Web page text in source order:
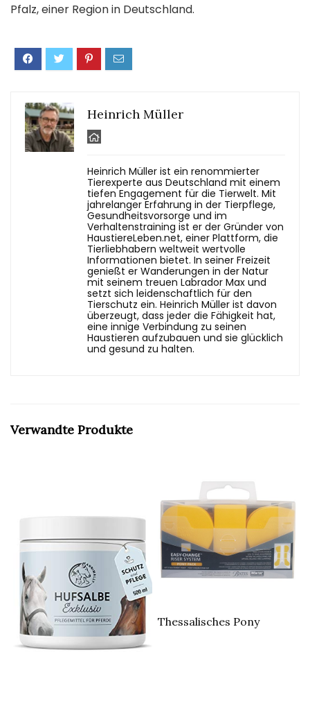
Pfalz, einer Region in Deutschland.
Heinrich Müller
Heinrich Müller ist ein renommierter
Tierexperte aus Deutschland mit einem
tiefen Engagement für die Tierwelt. Mit
jahrelanger Erfahrung in der Tierpflege,
Gesundheitsvorsorge und im
Verhaltenstraining ist er der Gründer von
HaustiereLeben.net, einer Plattform, die
Tierliebhabern weltweit wertvolle
Informationen bietet. In seiner Freizeit
genießt er Wanderungen in der Natur
mit seinem treuen Labrador Max und
setzt sich leidenschaftlich für den
Tierschutz ein. Heinrich Müller ist davon
überzeugt, dass jeder die Fähigkeit hat,
eine innige Verbindung zu seinen
Haustieren aufzubauen und sie glücklich
und gesund zu halten.
Verwandte Produkte
Thessalisches Pony